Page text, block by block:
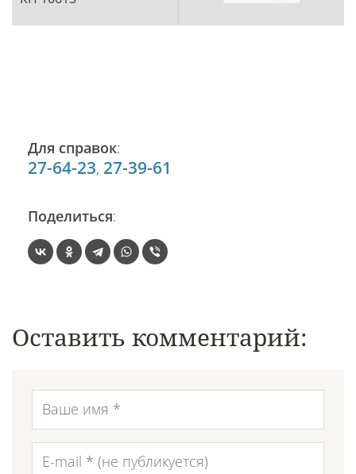
Для справок:
27-64-23, 27-39-61
Поделиться:
Оставить комментарий: